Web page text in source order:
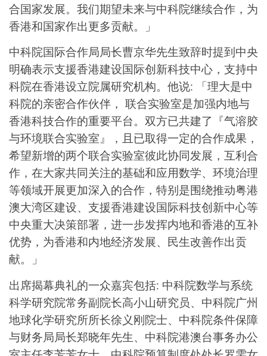
合国家发展。我们期望未来与中科院继续合作，为
香港和国家作出更多贡献。」
中科院国际合作局局长曹京华先生致辞时提到中央
明确表示支援香港建设国际创新科技中心，支持中
科院在香港设立院属研究机构。他说: 「理大是中
科院的亲密合作伙伴， 联合实验室是加强内地与
香港科技合作的重要平台。双方已共建了『气溶胶
与环境联合实验室』，且已取得一定的合作成果，
希望新增的两个联合实验室彼此协同发展，互利合
作，在大家共同关注的基础和应用数学、环境治理
等领域开展更加深入的合作，特别是围绕推动粤港
澳大湾区建设、支援香港建设国际科技创新中心等
中央重大决策部署，进一步发挥内地和香港的互补
优势，为香港和内地经济发展、民生改善作出贡
献。」
出席揭幕典礼的一众嘉宾包括: 中科院数学与系统
科学研究院常务副院长高小山研究员、中科院广州
地球化学研究所所长徐义刚院士、中科院条件保障
与财务局局长郑晓年先生、中科院港澳台事务办公